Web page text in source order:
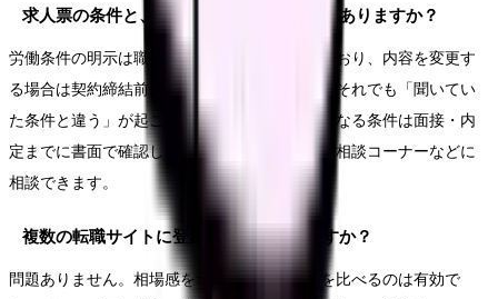
求人票の条件と、実際の条件が違うことはありますか？
労働条件の明示は職業安定法で義務づけられており、内容を変更す
る場合は契約締結前に改めて明示が必要です。それでも「聞いてい
た条件と違う」が起こることはあります。気になる条件は面接・内
定までに書面で確認し、相違があれば総合労働相談コーナーなどに
相談できます。
複数の転職サイトに登録しても大丈夫ですか？
問題ありません。相場感をつかむために複数を比べるのは有効で